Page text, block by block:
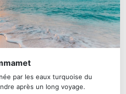
par les eaux turquoise du
après un long voyage.